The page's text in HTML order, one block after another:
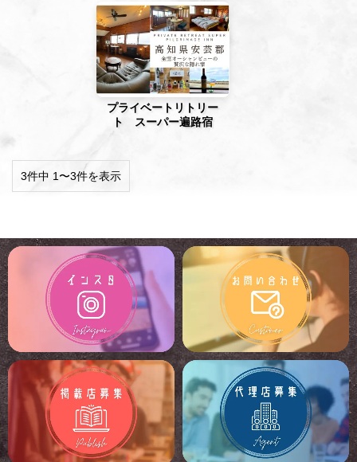
プライベートリトリー
ト スーパー遍路宿
3件中 1〜3件を表示